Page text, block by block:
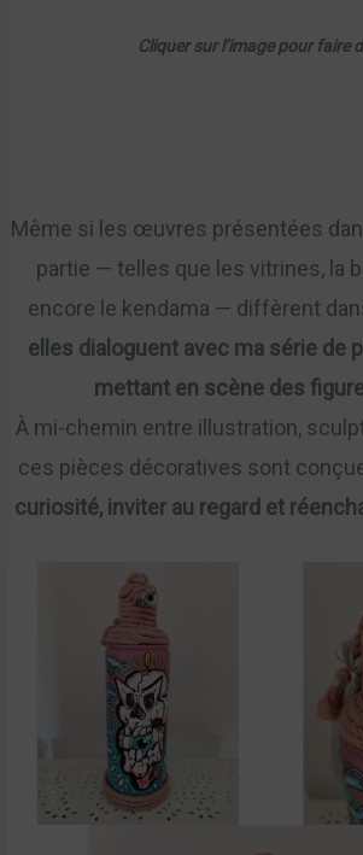
Cliquer sur l’image pour faire
Même si les œuvres présentées
partie — telles que les vitrines, la
encore le kendama — diffèrent
elles dialoguent avec ma série de
mettant en scène des
À mi-chemin entre illustration,
ces pièces décoratives sont
curiosité, inviter au regard et